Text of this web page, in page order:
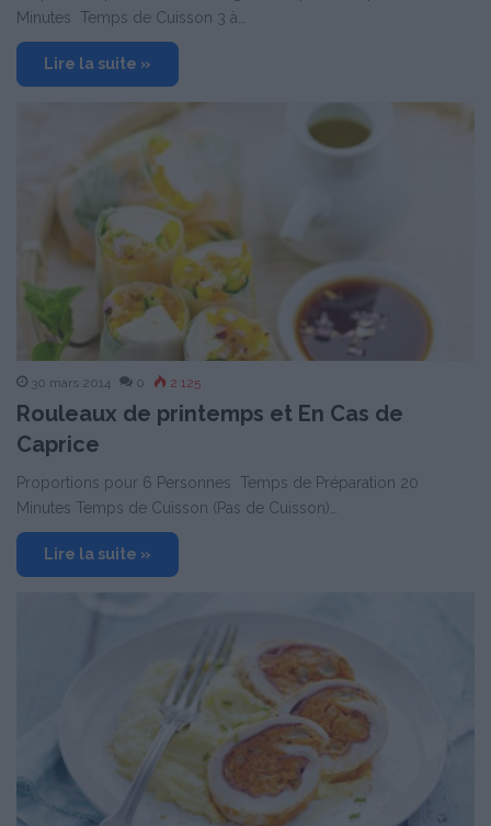
Minutes Temps de Cuisson 3 à…
Lire la suite »
30 mars 2014 0 2 125
Rouleaux de printemps et En Cas de
Caprice
Proportions pour 6 Personnes Temps de Préparation 20
Minutes Temps de Cuisson (Pas de Cuisson)…
Lire la suite »